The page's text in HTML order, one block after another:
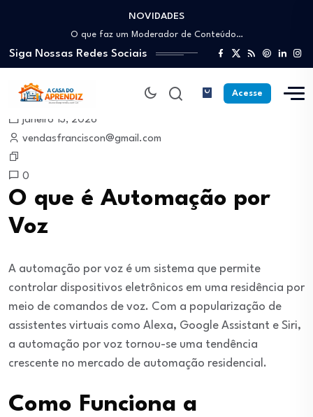
NOVIDADES
Como trabalhar como Estoquista: O guia para…
O que faz um Moderador de Conteúdo…
Como ser um Afiliado de Sucesso trabalhando…
Como dar Aulas Particulares Online e viver…
Profissão Instalador Solar: Como entrar no mercado…
Como trabalhar como Estoquista: O guia para…
O que faz um Moderador de Conteúdo…
Como ser um Afiliado de Sucesso trabalhando…
Siga Nossas Redes Sociais
Acesse
janeiro 13, 2026
vendasfranciscon@gmail.com
0
O que é Automação por
Voz
A automação por voz é um sistema que permite
controlar dispositivos eletrônicos em uma residência por
meio de comandos de voz. Com a popularização de
assistentes virtuais como Alexa, Google Assistant e Siri,
a automação por voz tornou-se uma tendência
crescente no mercado de automação residencial.
Como Funciona a